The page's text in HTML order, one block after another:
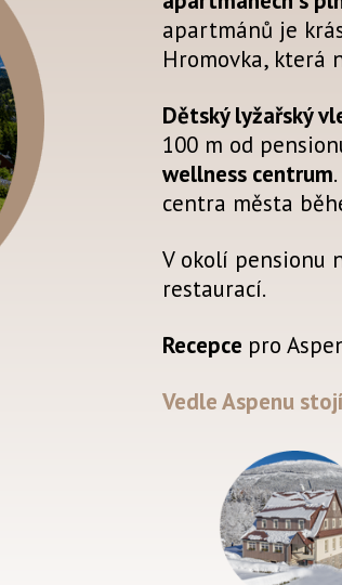
apartmánů je
Hromovka, která
Dětský lyžařský
100 m od
wellness centrum
centra města
V okolí pensionu
restaurací.
Recepce pro
Vedle Aspenu